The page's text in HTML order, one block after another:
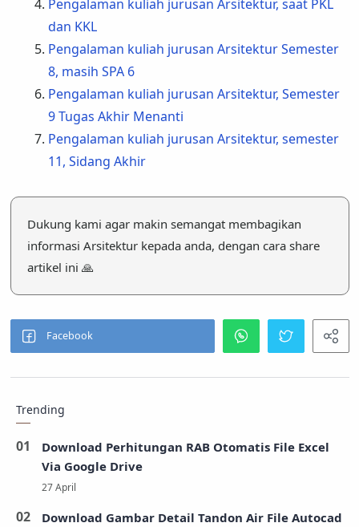
Pengalaman kuliah jurusan Arsitektur, saat PKL
dan KKL
Pengalaman kuliah jurusan Arsitektur Semester
8, masih SPA 6
Pengalaman kuliah jurusan Arsitektur, Semester
9 Tugas Akhir Menanti
Pengalaman kuliah jurusan Arsitektur, semester
11, Sidang Akhir
Dukung kami agar makin semangat membagikan
informasi Arsitektur kepada anda, dengan cara share
artikel ini 🙏
Trending
Download Perhitungan RAB Otomatis File Excel
Via Google Drive
Download Gambar Detail Tandon Air File Autocad